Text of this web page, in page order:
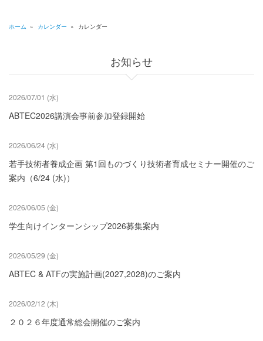
り
く
ず
ホーム » カレンダー » カレンダー
お知らせ
2026/07/01 (水)
ABTEC2026講演会事前参加登録開始
2026/06/24 (水)
若手技術者養成企画 第1回ものづくり技術者育成セミナー開催のご
案内（6/24 (水)）
2026/06/05 (金)
学生向けインターンシップ2026募集案内
2026/05/29 (金)
ABTEC & ATFの実施計画(2027,2028)のご案内
2026/02/12 (木)
２０２６年度通常総会開催のご案内